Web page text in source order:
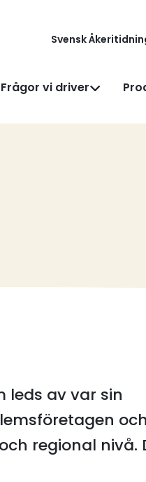
Svensk
Frågor vi driver
leds av var sin
och
regional nivå.